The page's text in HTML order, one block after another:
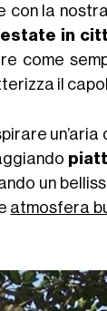
con la
in
come
il
un
atmosfera